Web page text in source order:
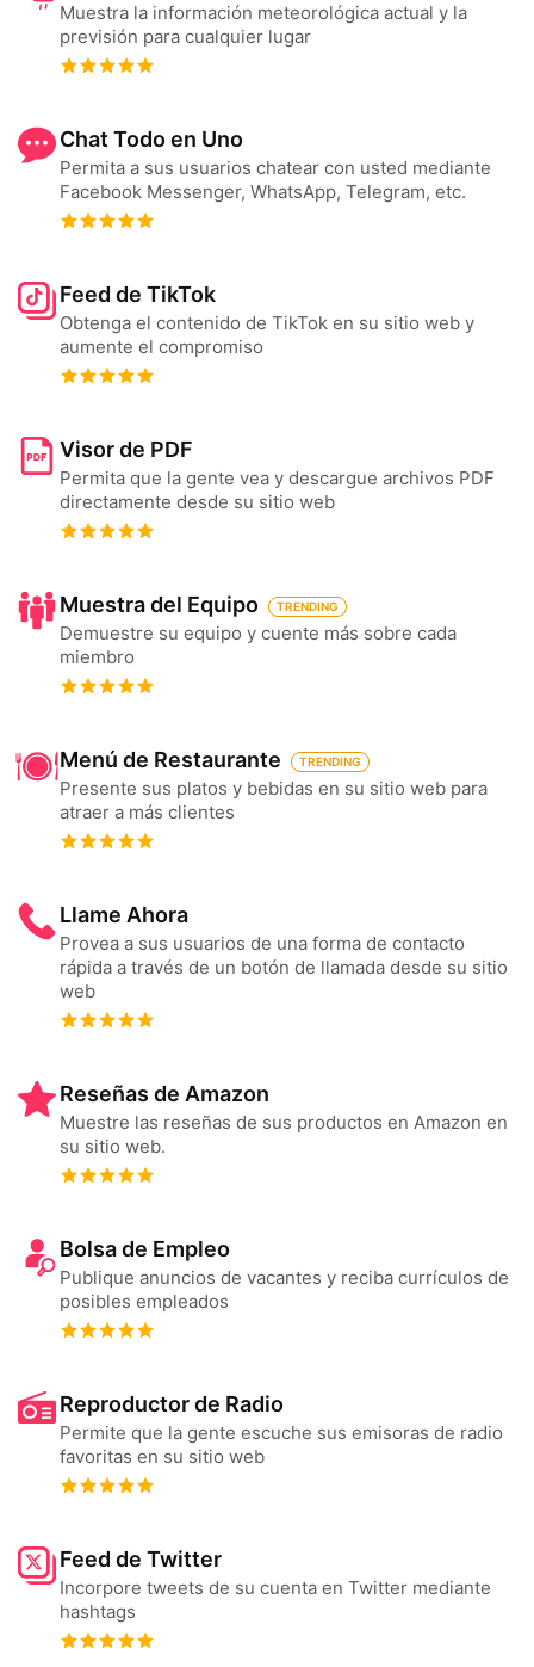
Muestra la información meteorológica actual y la
previsión para cualquier lugar
Chat Todo en Uno
Permita a sus usuarios chatear con usted mediante
Facebook Messenger, WhatsApp, Telegram, etc.
Feed de TikTok
Obtenga el contenido de TikTok en su sitio web y
aumente el compromiso
Visor de PDF
Permita que la gente vea y descargue archivos PDF
directamente desde su sitio web
Muestra del Equipo TRENDING
Demuestre su equipo y cuente más sobre cada
miembro
Menú de Restaurante TRENDING
Presente sus platos y bebidas en su sitio web para
atraer a más clientes
Llame Ahora
Provea a sus usuarios de una forma de contacto
rápida a través de un botón de llamada desde su sitio
web
Reseñas de Amazon
Muestre las reseñas de sus productos en Amazon en
su sitio web.
Bolsa de Empleo
Publique anuncios de vacantes y reciba currículos de
posibles empleados
Reproductor de Radio
Permite que la gente escuche sus emisoras de radio
favoritas en su sitio web
Feed de Twitter
Incorpore tweets de su cuenta en Twitter mediante
hashtags